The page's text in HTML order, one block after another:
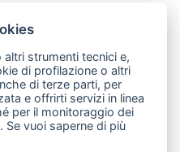
CasateOnline
RSS
strumenti tecnici e,
di profilazione o altri
di terze parti, per
e offrirti servizi in linea
per il monitoraggio dei
vuoi saperne di più